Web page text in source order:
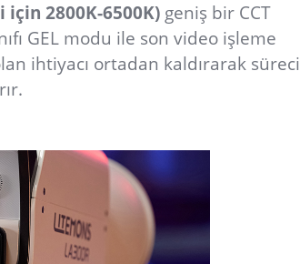
için 2800K-6500K) geniş bir CCT
GEL modu ile son video işleme
ihtiyacı ortadan kaldırarak süreci